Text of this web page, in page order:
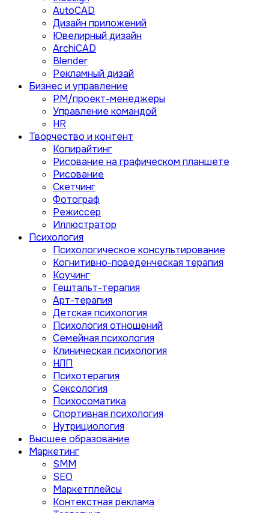
AutoCAD
Дизайн приложений
Ювелирный дизайн
ArchiCAD
Blender
Рекламный дизай
Бизнес и управление
PM/проект-менеджеры
Управление командой
HR
Творчество и контент
Копирайтинг
Рисование на графическом планшете
Рисование
Скетчинг
Фотограф
Режиссер
Иллюстратор
Психология
Психологическое консультирование
Когнитивно-поведенческая терапия
Коучинг
Гештальт-терапия
Арт-терапия
Детская психология
Психология отношений
Семейная психология
Клиническая психология
НЛП
Психотерапия
Сексология
Психосоматика
Спортивная психология
Нутрициология
Высшее образование
Маркетинг
SMM
SEO
Маркетплейсы
Контекстная реклама